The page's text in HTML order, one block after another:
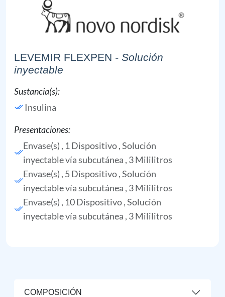
LEVEMIR FLEXPEN - Solución
inyectable
Sustancia(s):
Insulina
Presentaciones:
Envase(s) , 1 Dispositivo , Solución
inyectable vía subcutánea , 3 Mililitros
Envase(s) , 5 Dispositivo , Solución
inyectable vía subcutánea , 3 Mililitros
Envase(s) , 10 Dispositivo , Solución
inyectable vía subcutánea , 3 Mililitros
COMPOSICIÓN